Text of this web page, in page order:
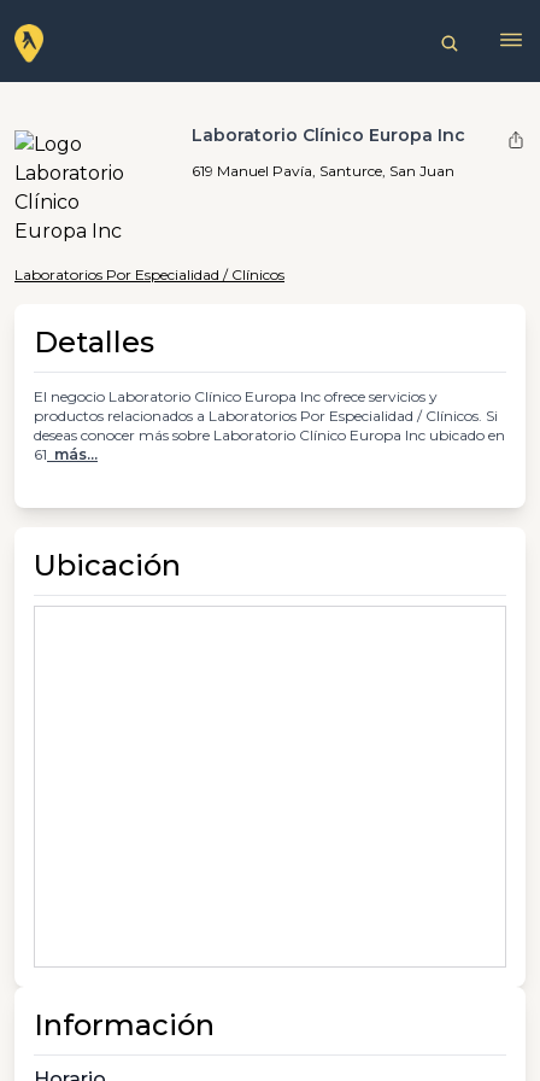
Laboratorio Clínico Europa Inc
619 Manuel Pavía, Santurce, San Juan
Laboratorios Por Especialidad / Clínicos
Detalles
El negocio Laboratorio Clínico Europa Inc ofrece servicios y
productos relacionados a Laboratorios Por Especialidad / Clínicos. Si
deseas conocer más sobre Laboratorio Clínico Europa Inc ubicado en
61 más...
Ubicación
Información